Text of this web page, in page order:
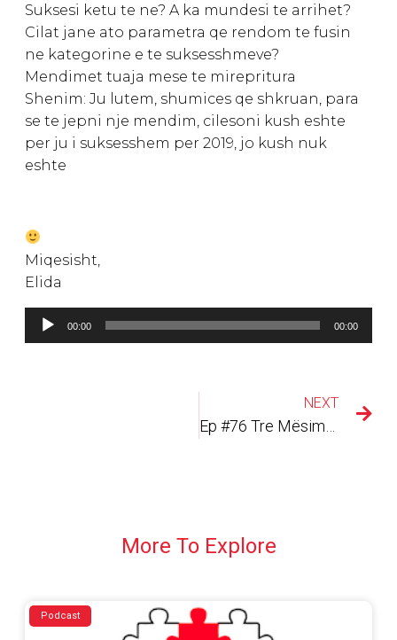
Suksesi ketu te ne? A ka mundesi te arrihet?
Cilat jane ato parametra qe rendom te fusin
ne kategorine e te suksesshmeve?
Mendimet tuaja mese te mirepritura
Shenim: Ju lutem, shumices qe shkruan, para
se te jepni nje mendim, cilesoni kush eshte
per ju i suksesshem per 2019, jo kush nuk
eshte
Miqesisht,
Elida
Audio
Player
00:00 00:00
NEXT
More To Explore
Podcast